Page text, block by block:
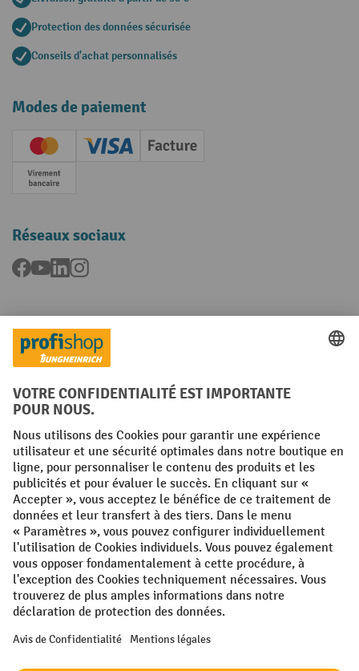
Protection des données sécurisée
Conseils d'achat personnalisés
Modes de paiement
Creditcard (Master)Creditcard (Visa)
Facture
Paiement anticipé
Réseaux sociaux
Facebook
YouTubeLinkedInInstagram
Langues
FR NL
Conditions générales Mentions légales
Protection des Données Politique de cookies
All prices excl. VAT plusshipping costsand possible delivery charges,
if not stated otherwise.
¹ La remise est valable jusqu'à épuisement des stocks. La remise ne
s'applique pas aux prix spéciaux. Il n'est pas possible de le combiner
avec d'autres réductions en pourcentage ou bons de réduction. | ² La
réduction sera accordée une seule fois lors de la première inscription
à la newsletter. Le code de réduction est valable pendant 10 jours et
nette minimale de 250,00 €. La réduction varie selon la catégorie de